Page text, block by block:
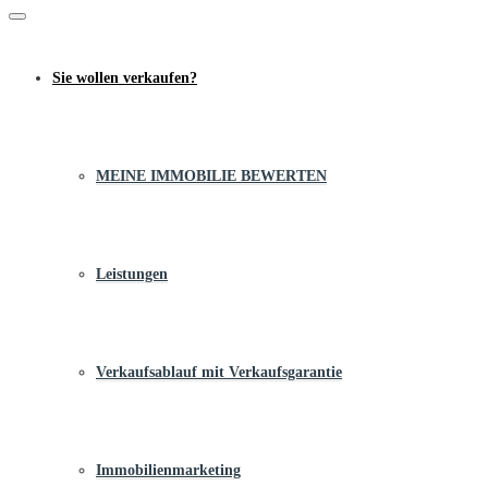
Sie wollen verkaufen?
MEINE IMMOBILIE BEWERTEN
Leistungen
Verkaufsablauf mit Verkaufsgarantie
Immobilienmarketing